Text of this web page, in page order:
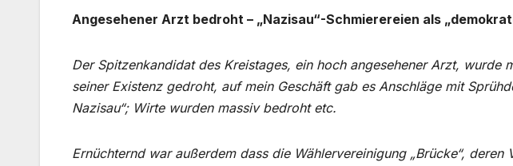
Angesehener Arzt bedroht – „Nazisau“-Schmierereien als
Der Spitzenkandidat des Kreistages, ein hoch angesehener Arzt, wurde
seiner Existenz gedroht, auf mein Geschäft gab es Anschläge mit
Nazisau“; Wirte wurden massiv bedroht etc.
Ernüchternd war außerdem dass die Wählervereinigung „Brücke“,